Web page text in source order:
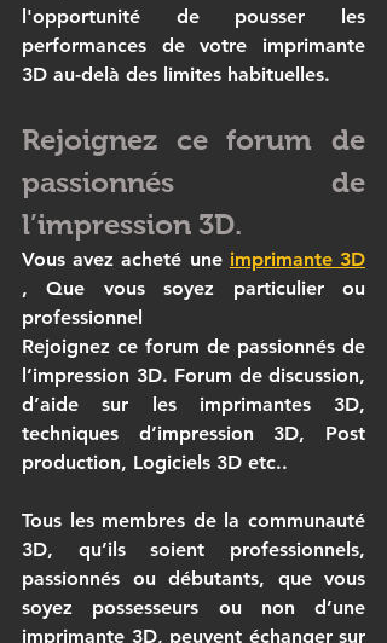
l'opportunité de pousser les
performances de votre imprimante
3D au-delà des limites habituelles.
Rejoignez ce forum de
passionnés de
l’impression 3D.
Vous avez acheté une imprimante 3D
, Que vous soyez particulier ou
professionnel
Rejoignez ce forum de passionnés de
l’impression 3D. Forum de discussion,
d’aide sur les imprimantes 3D,
techniques d’impression 3D, Post
production, Logiciels 3D etc..
Tous les membres de la communauté
3D, qu’ils soient professionnels,
passionnés ou débutants, que vous
soyez possesseurs ou non d’une
imprimante 3D, peuvent échanger sur